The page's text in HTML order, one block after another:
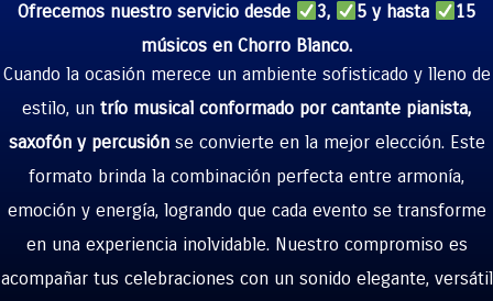
Ofrecemos nuestro servicio desde 3, 5 y hasta
15
músicos en Chorro Blanco.
Cuando la ocasión merece un ambiente sofisticado y lleno de
estilo, un trío musical conformado por cantante pianista,
saxofón y percusiónse convierte en la mejor elección. Este
formato brinda la combinación perfecta entre armonía,
emoción y energía, logrando que cada evento se transforme
en una experiencia inolvidable. Nuestro compromiso es
acompañar tus celebraciones con un sonido elegante, versátil